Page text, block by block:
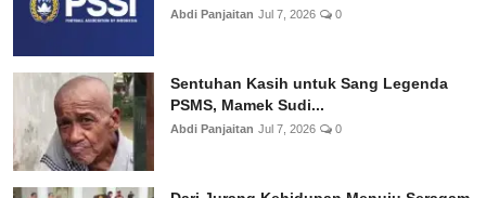
Abdi Panjaitan Jul 7, 2026 0
Sentuhan Kasih untuk Sang Legenda
PSMS, Mamek Sudi...
Abdi Panjaitan Jul 7, 2026 0